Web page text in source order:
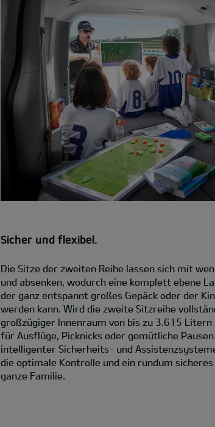
Sicher und flexibel.
Die Sitze der zweiten Reihe lassen sich mit
und absenken, wodurch eine komplett ebene
der ganz entspannt großes Gepäck oder der
werden kann. Wird die zweite Sitzreihe
großzügiger Innenraum von bis zu 3.615
für Ausflüge, Picknicks oder gemütliche
intelligenter Sicherheits- und
die optimale Kontrolle und ein rundum
ganze Familie.